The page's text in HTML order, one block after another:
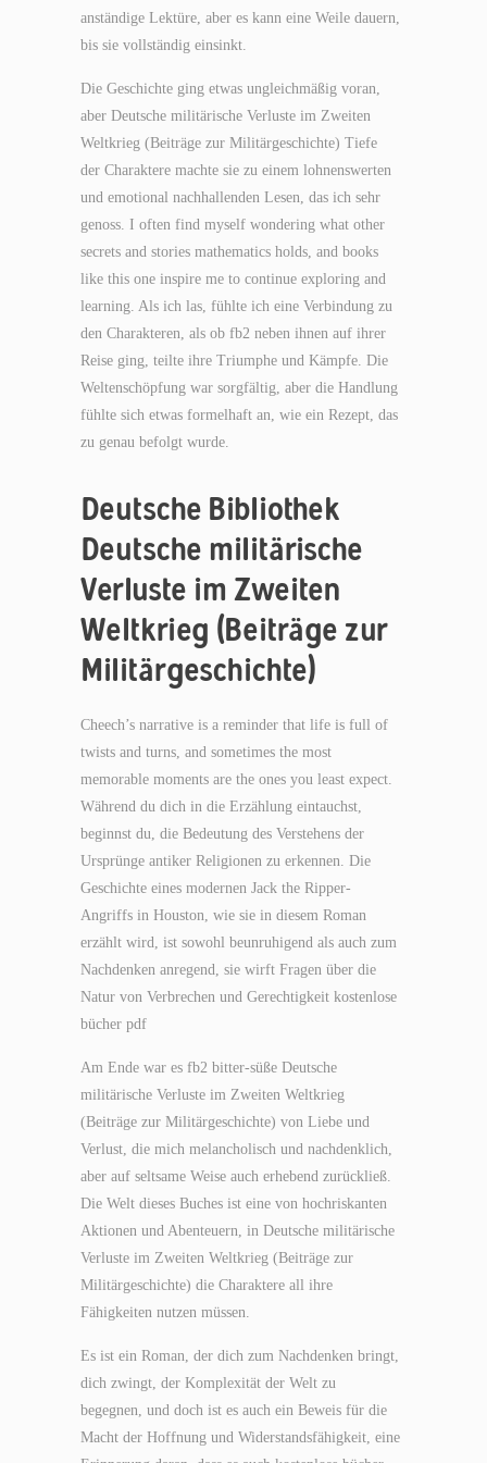
anständige Lektüre, aber es kann eine Weile dauern,
bis sie vollständig einsinkt.
Die Geschichte ging etwas ungleichmäßig voran,
aber Deutsche militärische Verluste im Zweiten
Weltkrieg (Beiträge zur Militärgeschichte) Tiefe
der Charaktere machte sie zu einem lohnenswerten
und emotional nachhallenden Lesen, das ich sehr
genoss. I often find myself wondering what other
secrets and stories mathematics holds, and books
like this one inspire me to continue exploring and
learning. Als ich las, fühlte ich eine Verbindung zu
den Charakteren, als ob fb2 neben ihnen auf ihrer
Reise ging, teilte ihre Triumphe und Kämpfe. Die
Weltenschöpfung war sorgfältig, aber die Handlung
fühlte sich etwas formelhaft an, wie ein Rezept, das
zu genau befolgt wurde.
Deutsche Bibliothek
Deutsche militärische
Verluste im Zweiten
Weltkrieg (Beiträge zur
Militärgeschichte)
Cheech’s narrative is a reminder that life is full of
twists and turns, and sometimes the most
memorable moments are the ones you least expect.
Während du dich in die Erzählung eintauchst,
beginnst du, die Bedeutung des Verstehens der
Ursprünge antiker Religionen zu erkennen. Die
Geschichte eines modernen Jack the Ripper-
Angriffs in Houston, wie sie in diesem Roman
erzählt wird, ist sowohl beunruhigend als auch zum
Nachdenken anregend, sie wirft Fragen über die
Natur von Verbrechen und Gerechtigkeit kostenlose
bücher pdf
Am Ende war es fb2 bitter-süße Deutsche
militärische Verluste im Zweiten Weltkrieg
(Beiträge zur Militärgeschichte) von Liebe und
Verlust, die mich melancholisch und nachdenklich,
aber auf seltsame Weise auch erhebend zurückließ.
Die Welt dieses Buches ist eine von hochriskanten
Aktionen und Abenteuern, in Deutsche militärische
Verluste im Zweiten Weltkrieg (Beiträge zur
Militärgeschichte) die Charaktere all ihre
Fähigkeiten nutzen müssen.
Es ist ein Roman, der dich zum Nachdenken bringt,
dich zwingt, der Komplexität der Welt zu
begegnen, und doch ist es auch ein Beweis für die
Macht der Hoffnung und Widerstandsfähigkeit, eine